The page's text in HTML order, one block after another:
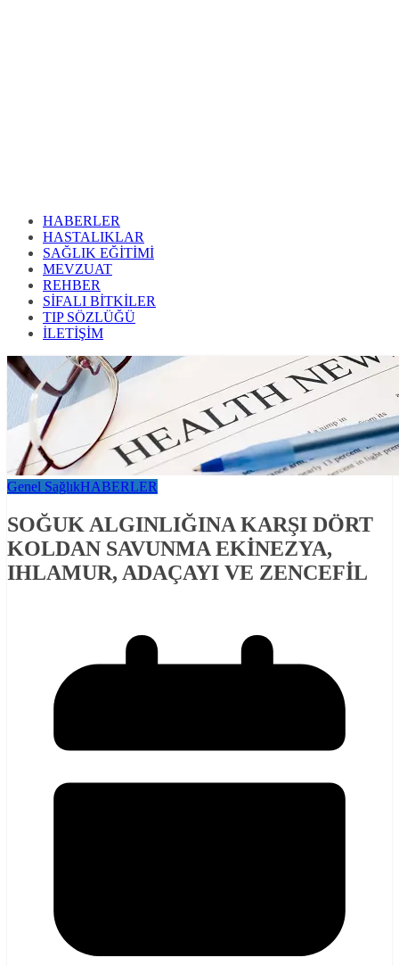
HABERLER
HASTALIKLAR
SAĞLIK EĞİTİMİ
MEVZUAT
REHBER
SİFALI BİTKİLER
TIP SÖZLÜĞÜ
İLETİŞİM
Genel SağlıkHABERLER
SOĞUK ALGINLIĞINA KARŞI DÖRT
KOLDAN SAVUNMA EKİNEZYA,
IHLAMUR, ADAÇAYI VE ZENCEFİL